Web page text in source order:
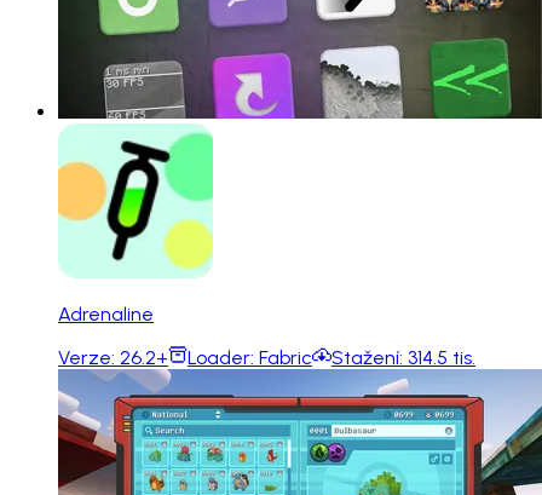
Adrenaline
Verze: 26.2+ Loader: Fabric Stažení: 314.5 tis.